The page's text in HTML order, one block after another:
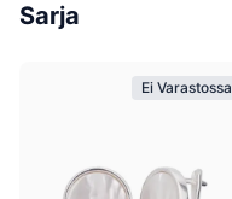
Sarja
Ei Varastossa